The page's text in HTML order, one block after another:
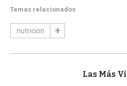
Temas relacionados
nutrición
Las Más